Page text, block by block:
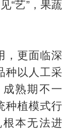
“艺”，果蔬
，更面临深
种以人工采
熟期不一
种植模式行
本无法进